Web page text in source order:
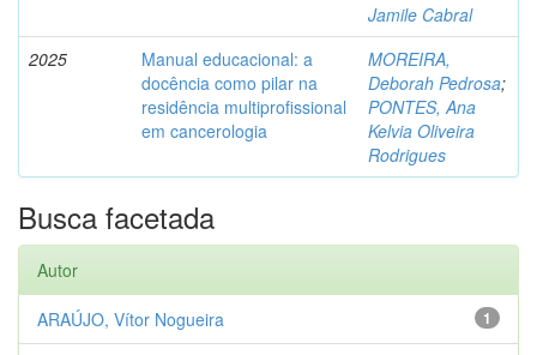
Jamile Cabral
2025
Manual educacional: a
docência como pilar na
residência multiprofissional
em cancerologia
MOREIRA,
Deborah Pedrosa;
PONTES, Ana
Kelvia Oliveira
Rodrigues
Busca facetada
Autor
1
ARAÚJO, Vítor Nogueira